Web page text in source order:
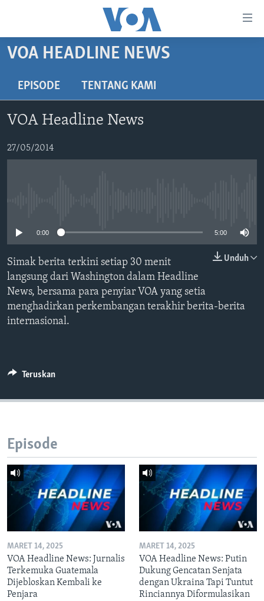
Akses
Utama
Lanjut
Navigasi
DUNIA
POLYGRAPH
DAFTAR PROGRAM
Bahasa-bahasa
VOA HEADLINE NEWS
EPISODE TENTANG KAMI
VOA Headline News
27/05/2014
0:00 5:00
Unduh
Simak berita terkini setiap 30 menit
langsung dari Washington dalam Headline
News, bersama para penyiar VOA yang setia
menghadirkan perkembangan terakhir berita-berita
internasional.
Teruskan
Episode
MARET 14, 2025
VOA Headline News: Jurnalis
Terkemuka Guatemala
Dijebloskan Kembali ke
Penjara
MARET 14, 2025
VOA Headline News: Putin
Dukung Gencatan Senjata
dengan Ukraina Tapi Tuntut
Rinciannya Diformulasikan